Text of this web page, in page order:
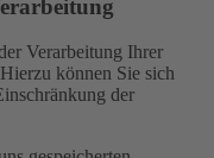
Verarbeitung Ihrer
können Sie sich
der